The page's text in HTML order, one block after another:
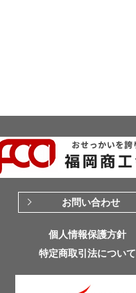
お問い合わせ
個人情報保護方針
特定商取引法について